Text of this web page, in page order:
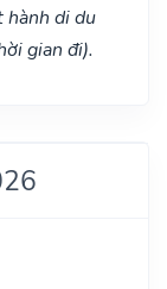
hành di du
gian đi).